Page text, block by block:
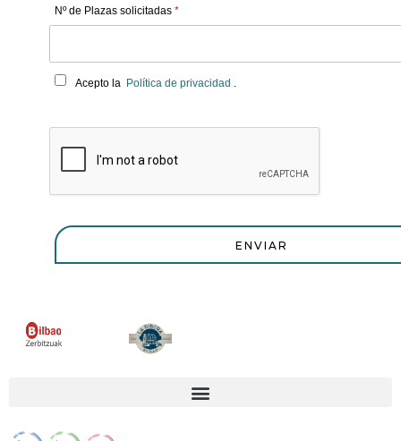
Nº de Plazas solicitadas *
Acepto la Política de privacidad .